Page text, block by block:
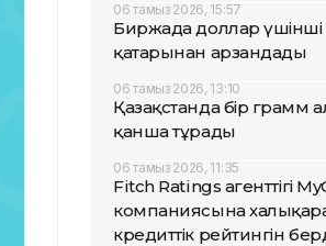
06 тамыз 2026, 15:57
Биржада доллар үшінші
қатарынан арзандады
06 тамыз 2026, 13:10
Қазақстанда бір грамм
қанша тұрады
06 тамыз 2026, 11:35
Fitch Ratings агенттігі
компаниясына
кредиттік рейтингін